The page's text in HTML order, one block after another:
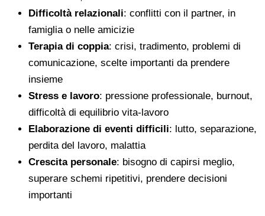
Difficoltà relazionali: conflitti con il partner, in
famiglia o nelle amicizie
Terapia di coppia: crisi, tradimento, problemi di
comunicazione, scelte importanti da prendere
insieme
Stress e lavoro: pressione professionale, burnout,
difficoltà di equilibrio vita-lavoro
Elaborazione di eventi difficili: lutto, separazione,
perdita del lavoro, malattia
Crescita personale: bisogno di capirsi meglio,
superare schemi ripetitivi, prendere decisioni
importanti